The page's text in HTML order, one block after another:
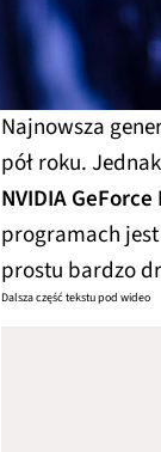
Najnowsza
pół roku.
NVIDIA GeForce
programach
prostu bardzo
Dalsza część tekstu pod wideo